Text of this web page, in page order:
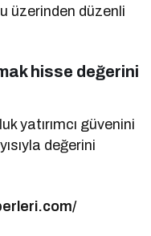
üzerinden düzenli
hisse değerini
yatırımcı güvenini
değerini